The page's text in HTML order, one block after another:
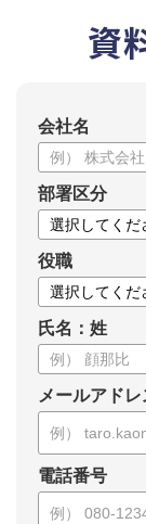
資
会社名
部署区分
役職
氏名：姓
メールアドレ
電話番号